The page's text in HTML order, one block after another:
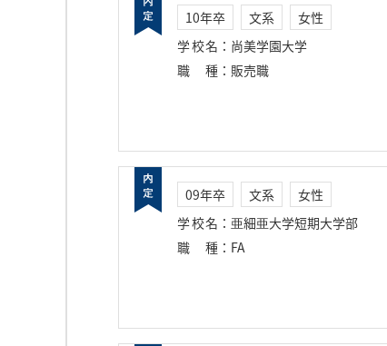
10年卒 文系
女性
学校名 ： 尚美学園大学
職種 ： 販売職
09年卒 文系
女性
学校名 ： 亜細亜大学短期大学部
職種 ： FA